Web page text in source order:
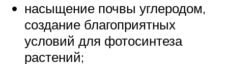
насыщение почвы углеродом,
создание благоприятных
условий для фотосинтеза
растений;